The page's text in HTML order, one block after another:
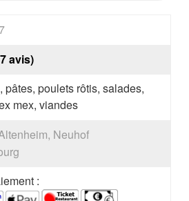
avis)
pâtes, poulets rôtis, salades,
mex, viandes
Neuhof
: